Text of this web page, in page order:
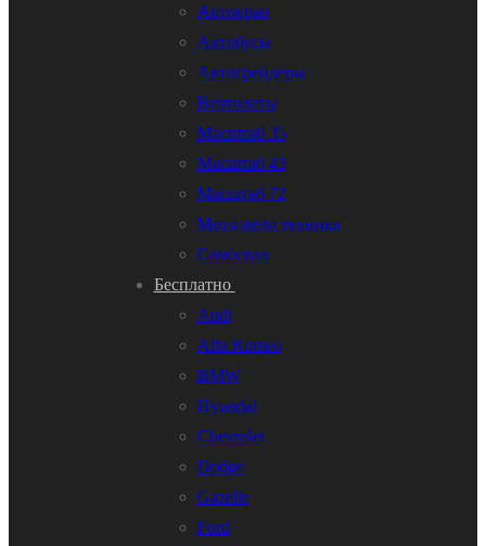
Автокран
Автобусы
Автогрейдеры
Вертолеты
Масштаб 35
Масштаб 43
Масштаб 72
Мото-вело техника
Самосвал
Бесплатно
Audi
Alfa Romeo
BMW
Hyundai
Chevrolet
Dodge
Gazelle
Ford